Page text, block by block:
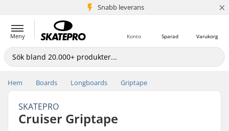
Snabb leverans
5+ milj. kunder ×
Meny Varukorg
Sparad
Konto
Hem Boards Longboards Griptape
SKATEPRO
Cruiser Griptape